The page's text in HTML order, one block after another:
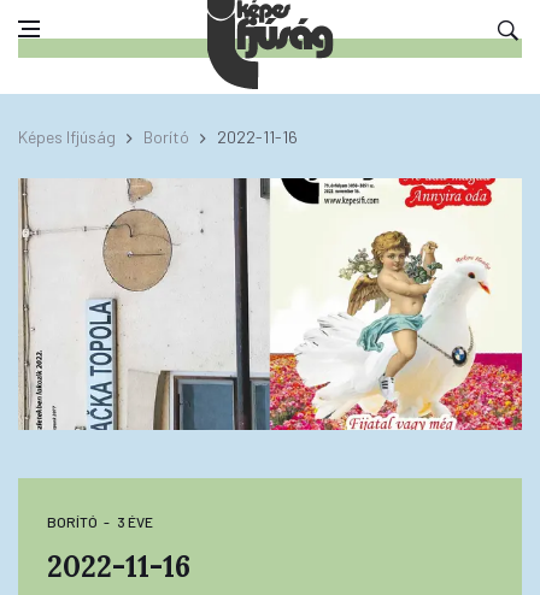
Képes Ifjúság Borító 2022-11-16
BORÍTÓ 3 ÉVE
2022-11-16